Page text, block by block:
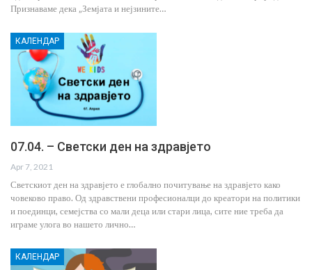
Признаваме дека „Земјата и нејзините…
КАЛЕНДАР
07.04. – Светски ден на здравјето
Apr 7, 2021
Светскиот ден на здравјето е глобално почитување на здравјето како
човеково право. Од здравствени професионалци до креатори на политики
и поединци, семејства со мали деца или стари лица, сите ние треба да
играме улога во нашето лично…
КАЛЕНДАР